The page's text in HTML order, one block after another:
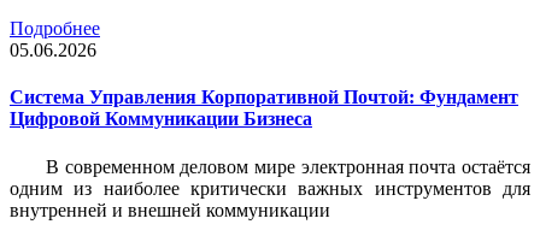
Подробнее
05.06.2026
Система Управления Корпоративной Почтой: Фундамент
Цифровой Коммуникации Бизнеса
В современном деловом мире электронная почта остаётся
одним из наиболее критически важных инструментов для
внутренней и внешней коммуникации